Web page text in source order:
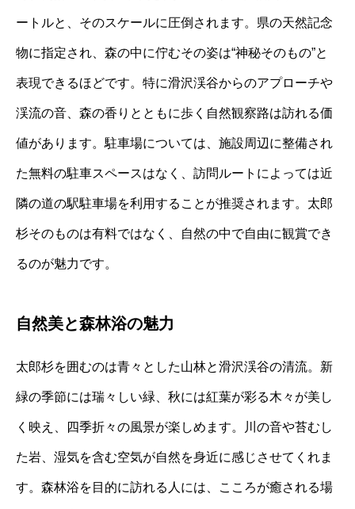
ートルと、そのスケールに圧倒されます。県の天然記念
物に指定され、森の中に佇むその姿は“神秘そのもの”と
表現できるほどです。特に滑沢渓谷からのアプローチや
渓流の音、森の香りとともに歩く自然観察路は訪れる価
値があります。駐車場については、施設周辺に整備され
た無料の駐車スペースはなく、訪問ルートによっては近
隣の道の駅駐車場を利用することが推奨されます。太郎
杉そのものは有料ではなく、自然の中で自由に観賞でき
るのが魅力です。
自然美と森林浴の魅力
太郎杉を囲むのは青々とした山林と滑沢渓谷の清流。新
緑の季節には瑞々しい緑、秋には紅葉が彩る木々が美し
く映え、四季折々の風景が楽しめます。川の音や苔むし
た岩、湿気を含む空気が自然を身近に感じさせてくれま
す。森林浴を目的に訪れる人には、こころが癒される場